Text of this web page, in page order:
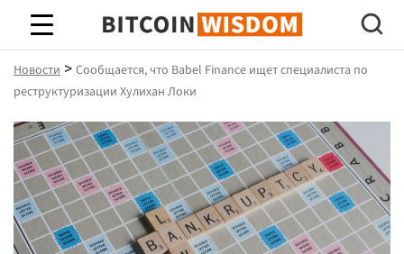
Биткойн Мудрость
Новости > Сообщается, что Babel Finance ищет специалиста по
реструктуризации Хулихан Локи